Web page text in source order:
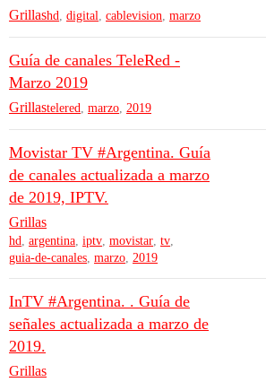
Grillashd digital cablevision marzo
Guía de canales TeleRed -
Marzo 2019
Grillastelered marzo 2019
Movistar TV #Argentina. Guía
de canales actualizada a marzo
de 2019, IPTV.
Grillas
hd, argentina, iptv, movistar, tv,
guia-de-canales, marzo, 2019
InTV #Argentina. . Guía de
señales actualizada a marzo de
2019.
Grillas